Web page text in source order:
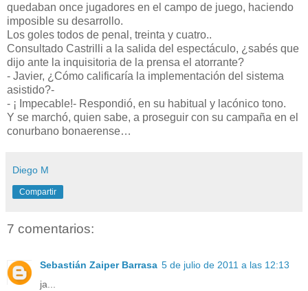
quedaban once jugadores en el campo de juego, haciendo
imposible su desarrollo.
Los goles todos de penal, treinta y cuatro..
Consultado Castrilli a la salida del espectáculo, ¿sabés que
dijo ante la inquisitoria de la prensa el atorrante?
- Javier, ¿Cómo calificaría la implementación del sistema
asistido?-
- ¡ Impecable!- Respondió, en su habitual y lacónico tono.
Y se marchó, quien sabe, a proseguir con su campaña en el
conurbano bonaerense…
Diego M
Compartir
7 comentarios:
Sebastián Zaiper Barrasa 5 de julio de 2011 a las 12:13
ja...